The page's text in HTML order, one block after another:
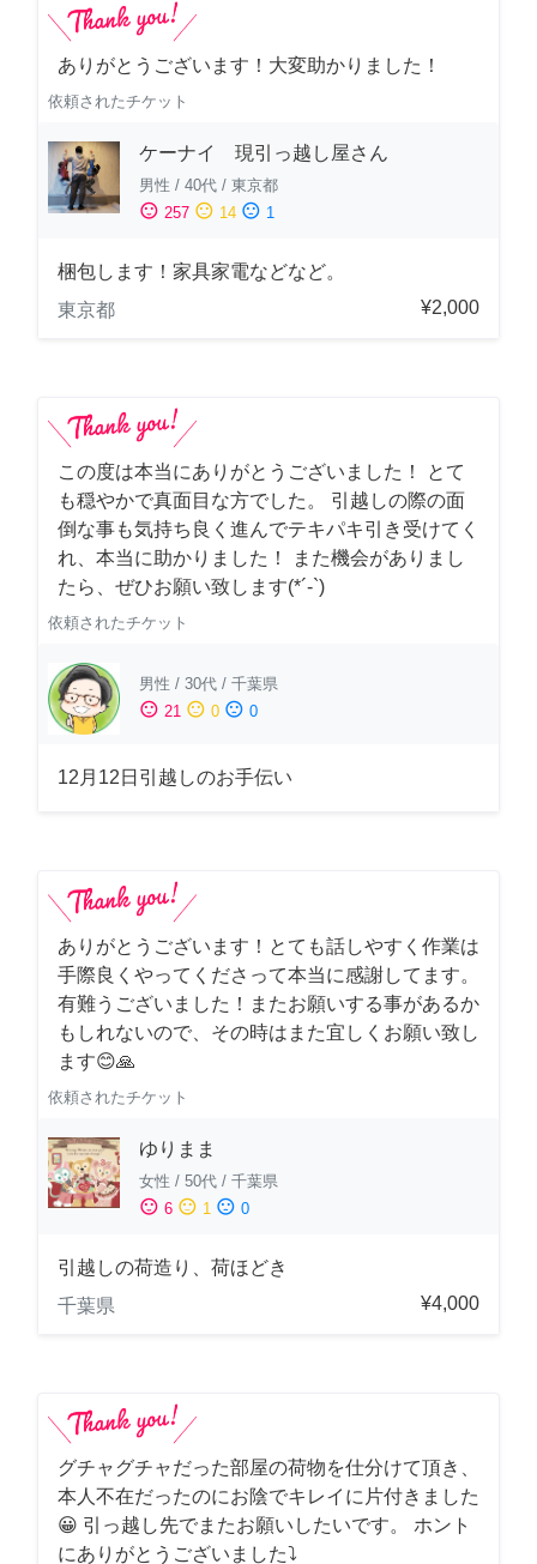
ありがとうございます！大変助かりました！
依頼されたチケット
ケーナイ 現引っ越し屋さん
男性 / 40代 / 東京都
sentiment_satisfied 257 sentiment_neutral 14 sentiment_dissatisfied 1
梱包します！家具家電などなど。
東京都
¥2,000
この度は本当にありがとうございました！ とて
も穏やかで真面目な方でした。 引越しの際の面
倒な事も気持ち良く進んでテキパキ引き受けてく
れ、本当に助かりました！ また機会がありまし
たら、ぜひお願い致します(*´-`)
依頼されたチケット
男性 / 30代 / 千葉県
sentiment_satisfied 21 sentiment_neutral 0 sentiment_dissatisfied 0
12月12日引越しのお手伝い
ありがとうございます！とても話しやすく作業は
手際良くやってくださって本当に感謝してます。
有難うございました！またお願いする事があるか
もしれないので、その時はまた宜しくお願い致し
ます😊🙏
依頼されたチケット
ゆりまま
女性 / 50代 / 千葉県
sentiment_satisfied 6 sentiment_neutral 1 sentiment_dissatisfied 0
引越しの荷造り、荷ほどき
千葉県
¥4,000
グチャグチャだった部屋の荷物を仕分けて頂き、
本人不在だったのにお陰でキレイに片付きました
😀 引っ越し先でまたお願いしたいです。 ホント
にありがとうございました⤵